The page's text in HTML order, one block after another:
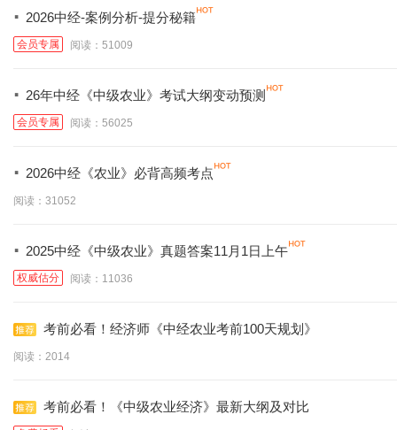
· 2026中经-案例分析-提分秘籍
会员专属 阅读：51009
· 26年中经《中级农业》考试大纲变动预测
会员专属 阅读：56025
· 2026中经《农业》必背高频考点
阅读：31052
· 2025中经《中级农业》真题答案11月1日上午
权威估分 阅读：11036
考前必看！经济师《中经农业考前100天规划》
阅读：2014
考前必看！《中级农业经济》最新大纲及对比